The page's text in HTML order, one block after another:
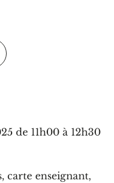
de 11h00 à 12h30
carte enseignant,